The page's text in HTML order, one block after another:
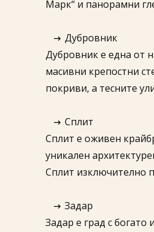
Марк“ и панорамни
Дубровник
Дубровник е една от
масивни крепостни
покриви, а тесните
Сплит
Сплит е оживен
уникален
Сплит изключително
Задар
Задар е град с